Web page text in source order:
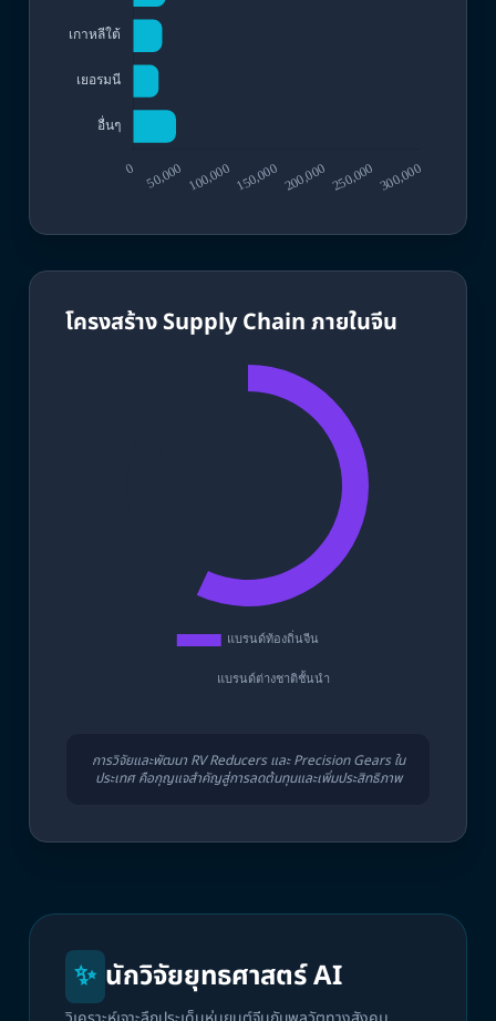
โครงสร้าง Supply Chain ภายในจีน
การวิจัยและพัฒนา RV Reducers และ Precision Gears ใน
ประเทศ คือกุญแจสำคัญสู่การลดต้นทุนและเพิ่มประสิทธิภาพ
✨ นักวิจัยยุทธศาสตร์ AI